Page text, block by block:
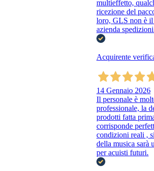
multieffetto,
ricezione del
loro, GLS non è il
azienda
Acquirente
14 Gennaio 2026
Il personale è
professionale, la
prodotti fatta
corrisponde
condizioni reali ,
della musica sarà
per acuisti futuri.